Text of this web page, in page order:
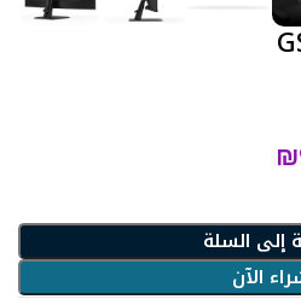
₪
إلى السلة
الآن